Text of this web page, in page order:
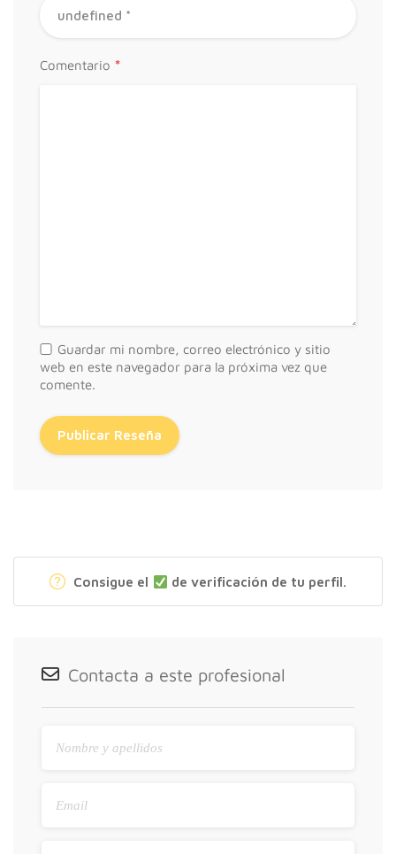
Comentario *
Guardar mi nombre, correo electrónico y sitio
web en este navegador para la próxima vez que
comente.
Consigue el de verificación de tu perfil.
Contacta a este profesional